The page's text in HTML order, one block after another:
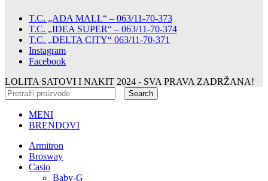
T.C. „ADA MALL“ – 063/11-70-373
T.C. „IDEA SUPER“ – 063/11-70-374
T.C. „DELTA CITY“ 063/11-70-371
Instagram
Facebook
LOLITA SATOVI I NAKIT 2024 - SVA PRAVA ZADRŽANA!
Search
MENI
BRENDOVI
Armitron
Brosway
Casio
Baby-G